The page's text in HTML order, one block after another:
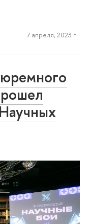
7 апреля, 2023 г.